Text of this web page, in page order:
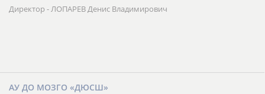
Директор - ЛОПАРЕВ Денис Владимирович
АУ ДО МОЗГО «ДЮСШ»